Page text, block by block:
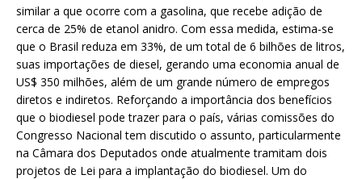
similar a que ocorre com a gasolina, que recebe adição de
cerca de 25% de etanol anidro. Com essa medida, estima-se
que o Brasil reduza em 33%, de um total de 6 bilhões de litros,
suas importações de diesel, gerando uma economia anual de
US$ 350 milhões, além de um grande número de empregos
diretos e indiretos. Reforçando a importância dos benefícios
que o biodiesel pode trazer para o país, várias comissões do
Congresso Nacional tem discutido o assunto, particularmente
na Câmara dos Deputados onde atualmente tramitam dois
projetos de Lei para a implantação do biodiesel. Um do